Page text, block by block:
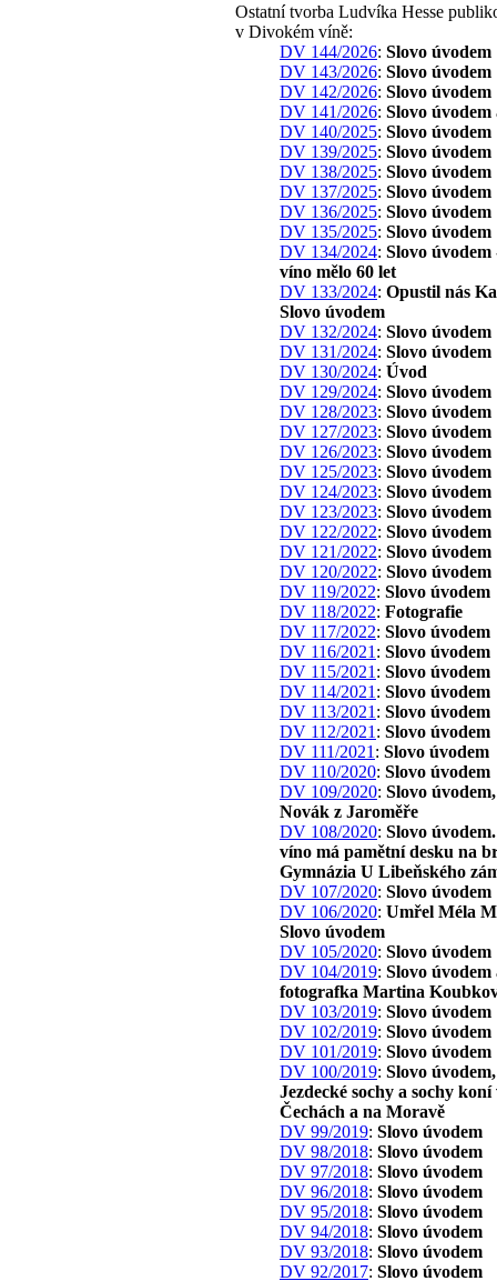
Ostatní tvorba Ludvíka Hesse
v Divokém víně:
DV 144/2026: Slovo úvodem
DV 143/2026: Slovo úvodem
DV 142/2026: Slovo úvodem
DV 141/2026: Slovo úvodem
DV 140/2025: Slovo úvodem
DV 139/2025: Slovo úvodem
DV 138/2025: Slovo úvodem
DV 137/2025: Slovo úvodem
DV 136/2025: Slovo úvodem
DV 135/2025: Slovo úvodem
DV 134/2024: Slovo
víno mělo 60 let
DV 133/2024: Opustil nás
Slovo úvodem
DV 132/2024: Slovo úvodem
DV 131/2024: Slovo úvodem
DV 130/2024: Úvod
DV 129/2024: Slovo úvodem
DV 128/2023: Slovo úvodem
DV 127/2023: Slovo úvodem
DV 126/2023: Slovo úvodem
DV 125/2023: Slovo úvodem
DV 124/2023: Slovo úvodem
DV 123/2023: Slovo úvodem
DV 122/2022: Slovo úvodem
DV 121/2022: Slovo úvodem
DV 120/2022: Slovo úvodem
DV 119/2022: Slovo úvodem
DV 118/2022: Fotografie
DV 117/2022: Slovo úvodem
DV 116/2021 : Slovo úvodem
DV 115/2021 : Slovo úvodem
DV 114/2021 : Slovo úvodem
DV 113/2021 : Slovo úvodem
DV 112/2021 : Slovo úvodem
DV 111/2021 : Slovo úvodem
DV 110/2020: Slovo úvodem
DV 109/2020: Slovo
Novák z Jaroměře
DV 108/2020: Slovo
víno má pamětní desku na
Gymnázia U Libeňského
DV 107/2020: Slovo úvodem
DV 106/2020: Umřel Méla
Slovo úvodem
DV 105/2020: Slovo úvodem
DV 104/2019: Slovo úvodem
fotografka Martina
DV 103/2019: Slovo úvodem
DV 102/2019: Slovo úvodem
DV 101/2019: Slovo úvodem
DV 100/2019: Slovo úvodem,
Jezdecké sochy a sochy koní
Čechách a na Moravě
DV 99/2019: Slovo úvodem
DV 98/2018: Slovo úvodem
DV 97/2018: Slovo úvodem
DV 96/2018: Slovo úvodem
DV 95/2018: Slovo úvodem
DV 94/2018: Slovo úvodem
DV 93/2018: Slovo úvodem
DV 92/2017: Slovo úvodem